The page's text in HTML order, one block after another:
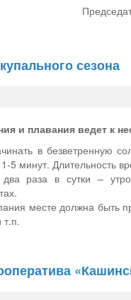
сезона
и плавания ведет к
в безветренную
1-5 минут.
два раза в сутки –
месте должна быть
т.п.